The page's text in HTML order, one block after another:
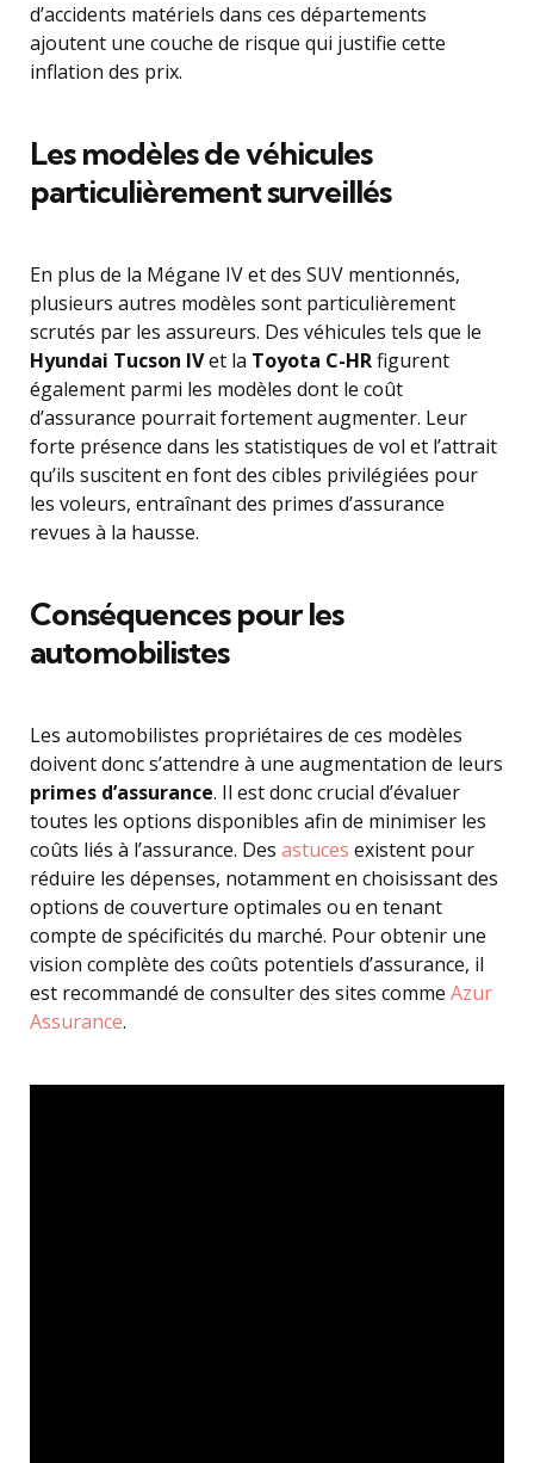
d’accidents matériels dans ces départements
ajoutent une couche de risque qui justifie cette
inflation des prix.
Les modèles de véhicules
particulièrement surveillés
En plus de la Mégane IV et des SUV mentionnés,
plusieurs autres modèles sont particulièrement
scrutés par les assureurs. Des véhicules tels que le
Hyundai Tucson IVet la Toyota C-HRfigurent
également parmi les modèles dont le coût
d’assurance pourrait fortement augmenter. Leur
forte présence dans les statistiques de vol et l’attrait
qu’ils suscitent en font des cibles privilégiées pour
les voleurs, entraînant des primes d’assurance
revues à la hausse.
Conséquences pour les
automobilistes
Les automobilistes propriétaires de ces modèles
doivent donc s’attendre à une augmentation de leurs
primes d’assurance. Il est donc crucial d’évaluer
toutes les options disponibles afin de minimiser les
coûts liés à l’assurance. Des astuces existent pour
réduire les dépenses, notamment en choisissant des
options de couverture optimales ou en tenant
compte de spécificités du marché. Pour obtenir une
vision complète des coûts potentiels d’assurance, il
est recommandé de consulter des sites comme Azur
Assurance.